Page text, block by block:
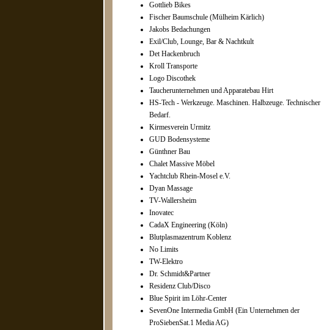
Gottlieb Bikes
Fischer Baumschule (Mülheim Kärlich)
Jakobs Bedachungen
Exil/Club, Lounge, Bar & Nachtkult
Det Hackenbruch
Kroll Transporte
Logo Discothek
Taucherunternehmen und Apparatebau Hirt
HS-Tech - Werkzeuge. Maschinen. Halbzeuge. Technischer
Bedarf.
Kirmesverein Urmitz
GUD Bodensysteme
Günthner Bau
Chalet Massive Möbel
Yachtclub Rhein-Mosel e.V.
Dyan Massage
TV-Wallersheim
Inovatec
CadaX Engineering (Köln)
Blutplasmazentrum Koblenz
No Limits
TW-Elektro
Dr. Schmidt&Partner
Residenz Club/Disco
Blue Spirit im Löhr-Center
SevenOne Intermedia GmbH (Ein Unternehmen der
ProSiebenSat.1 Media AG)